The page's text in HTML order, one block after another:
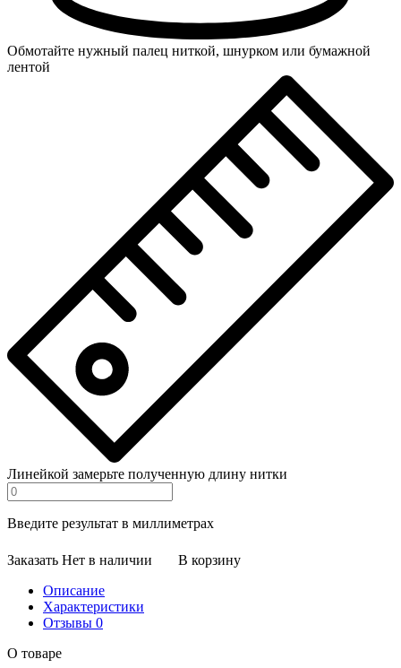
Обмотайте нужный палец ниткой, шнурком или бумажной
лентой
Линейкой замерьте полученную длину нитки
Введите результат в миллиметрах
Заказать Нет в наличии
В корзину
Описание
Характеристики
Отзывы 0
О товаре